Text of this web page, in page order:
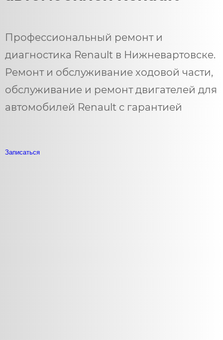
Профессиональный ремонт и
диагностика Renault в Нижневартовске.
Ремонт и обслуживание ходовой части,
обслуживание и ремонт двигателей для
автомобилей Renault с гарантией
Записаться